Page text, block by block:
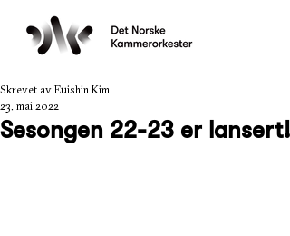
Sesongen 22-23 er lansert!
Skrevet av Euishin Kim
23. mai 2022